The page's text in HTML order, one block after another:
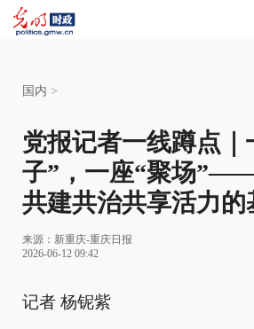
国内 >
党报记者一线蹲点｜
子”，一座“聚场
共建共治共享活力的
来源： 新重庆-重庆日报
2026-06-12 09:42
记者 杨铌紫